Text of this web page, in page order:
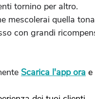
tornino per altro.
mescolerai quella
con grandi
Scarica l'app ora